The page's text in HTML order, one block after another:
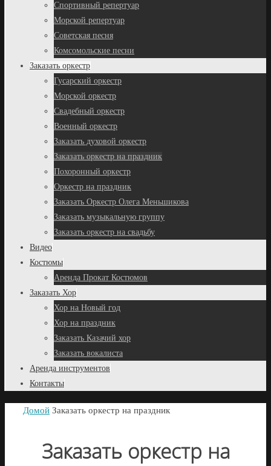
Спортивный репертуар
Морской репертуар
Советская песня
Комсомольские песни
Заказать оркестр
Гусарский оркестр
Морской оркестр
Свадебный оркестр
Военный оркестр
Заказать духовой оркестр
Заказать оркестр на праздник
Похоронный оркестр
Оркестр на праздник
Заказать Оркестр Олега Меньшикова
Заказать музыкальную группу
Заказать оркестр на свадьбу
Видео
Костюмы
Аренда Прокат Костюмов
Заказать Хор
Хор на Новый год
Хор на праздник
Заказать Казачий хор
Заказать вокалиста
Аренда инструментов
Контакты
Домой Заказать оркестр на праздник
Заказать оркестр на